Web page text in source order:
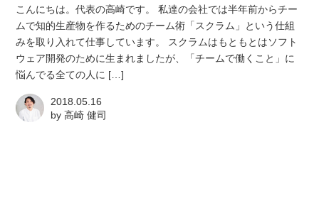
english
こんにちは。代表の高崎です。 私達の会社では半年前からチー
ムで知的生産物を作るためのチーム術「スクラム」という仕組
みを取り入れて仕事しています。 スクラムはもともとはソフト
ウェア開発のために生まれましたが、「チームで働くこと」に
悩んでる全ての人に […]
2018.05.16
by高崎 健司